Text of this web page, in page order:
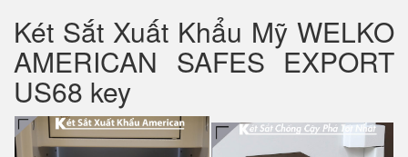
Két Sắt Xuất Khẩu Mỹ WELKO
AMERICAN SAFES EXPORT
US68 key